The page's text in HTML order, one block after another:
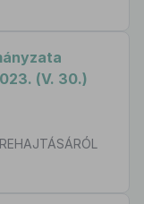
(V. 30.)